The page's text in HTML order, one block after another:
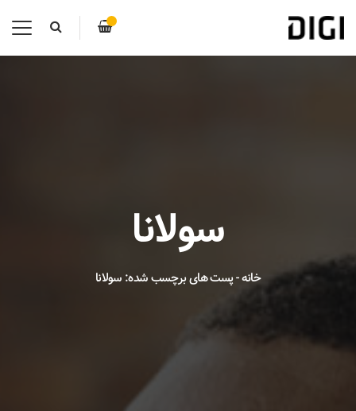
سولانا
خانه-پست های برچسب شده: سولانا